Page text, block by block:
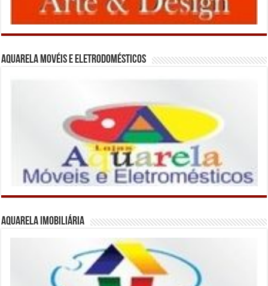
Aquarela Movéis e Eletrodomésticos
Aquarela Imobiliária